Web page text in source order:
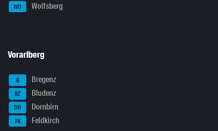
WO Wolfsberg
Vorarlberg
B Bregenz
BZ Bludenz
DO Dornbirn
FK Feldkirch